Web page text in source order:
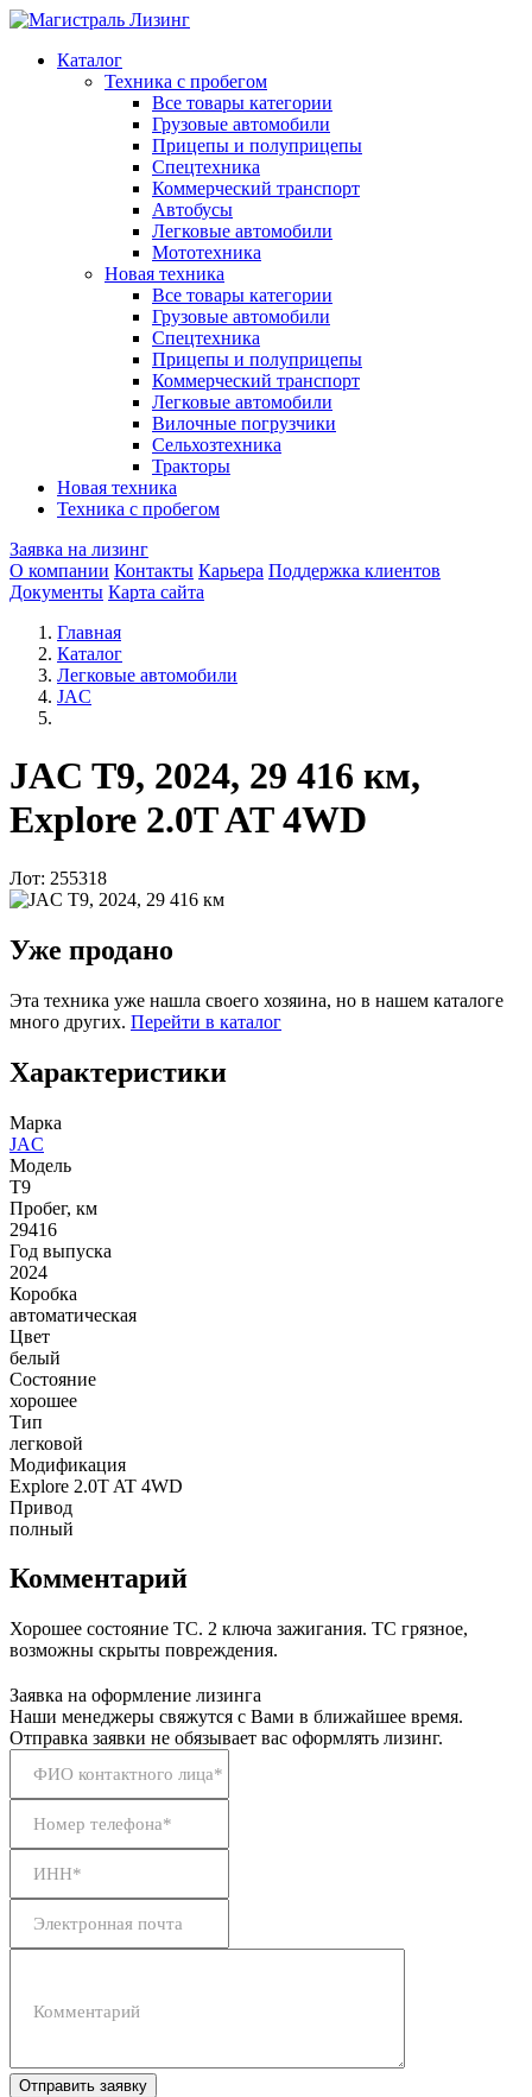
Каталог
Техника с пробегом
Все товары категории
Грузовые автомобили
Прицепы и полуприцепы
Спецтехника
Коммерческий транспорт
Автобусы
Легковые автомобили
Мототехника
Новая техника
Все товары категории
Грузовые автомобили
Спецтехника
Прицепы и полуприцепы
Коммерческий транспорт
Легковые автомобили
Вилочные погрузчики
Сельхозтехника
Тракторы
Новая техника
Техника с пробегом
Заявка на лизинг
О компании Контакты Карьера Поддержка клиентов
Документы Карта сайта
Главная
Каталог
Легковые автомобили
JAC
JAC T9, 2024, 29 416 км,
Explore 2.0T AT 4WD
Лот: 255318
Уже продано
Эта техника уже нашла своего хозяина, но в нашем каталоге
много других. Перейти в каталог
Характеристики
Марка
JAC
Модель
T9
Пробег, км
29416
Год выпуска
2024
Коробка
автоматическая
Цвет
белый
Состояние
хорошее
Тип
легковой
Модификация
Explore 2.0T AT 4WD
Привод
полный
Комментарий
Хорошее состояние ТС. 2 ключа зажигания. ТС грязное,
возможны скрыты повреждения.
Заявка на оформление лизинга
Наши менеджеры свяжутся с Вами в ближайшее время.
Отправка заявки не обязывает вас оформлять лизинг.
ФИО контактного лица*
Номер телефона*
ИНН*
Электронная почта
Комментарий
Отправить заявку